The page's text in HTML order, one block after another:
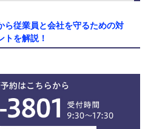
ら従業員と会社を守るための対
トを解説！